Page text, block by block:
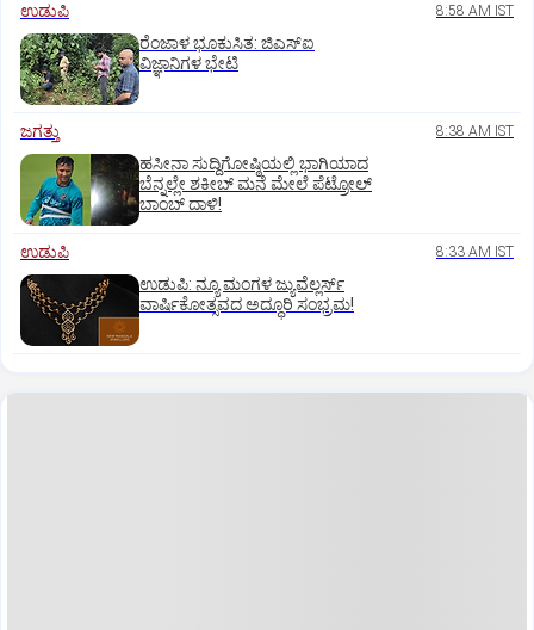
ಉಡುಪಿ 8:58 AM IST
ರೆಂಜಾಳ ಭೂಕುಸಿತ: ಜಿಎಸ್‌ಐ
ವಿಜ್ಞಾನಿಗಳ ಭೇಟಿ
ಜಗತ್ತು 8:38 AM IST
ಹಸೀನಾ ಸುದ್ದಿಗೋಷ್ಠಿಯಲ್ಲಿ ಭಾಗಿಯಾದ
ಬೆನ್ನಲ್ಲೇ ಶಕೀಬ್ ಮನೆ ಮೇಲೆ ಪೆಟ್ರೋಲ್
ಬಾಂಬ್ ದಾಳಿ!
ಉಡುಪಿ 8:33 AM IST
ಉಡುಪಿ: ನ್ಯೂ ಮಂಗಳ ಜ್ಯುವೆಲ್ಲರ್ಸ್
ವಾರ್ಷಿಕೋತ್ಸವದ ಅದ್ಧೂರಿ ಸಂಭ್ರಮ!